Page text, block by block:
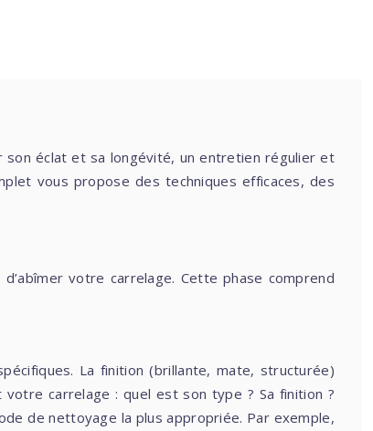
vous propose des techniques efficaces, des
votre carrelage. Cette phase comprend
La finition (brillante, mate, structurée)
carrelage : quel est son type ? Sa finition ?
de nettoyage la plus appropriée. Par exemple,